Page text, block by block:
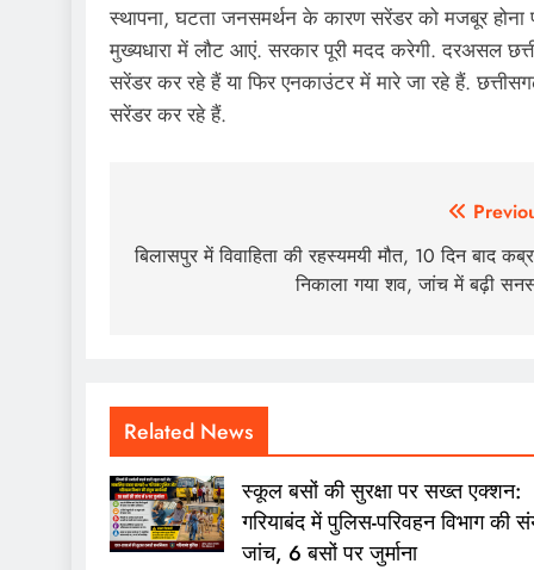
स्थापना, घटता जनसमर्थन के कारण सरेंडर को मजबूर
मुख्यधारा में लौट आएं. सरकार पूरी मदद करेगी. दरअसल
सरेंडर कर रहे हैं या फिर एनकाउंटर में मारे जा रहे हैं.
सरेंडर कर रहे हैं.
navigation
बिलासपुर में विवाहिता की रहस्यमयी मौत, 10 दिन बाद
निकाला गया शव, जांच में बढ़ी
Related News
स्कूल बसों की सुरक्षा पर सख्त एक्शन:
गरियाबंद में पुलिस-परिवहन विभाग की
जांच, 6 बसों पर जुर्माना